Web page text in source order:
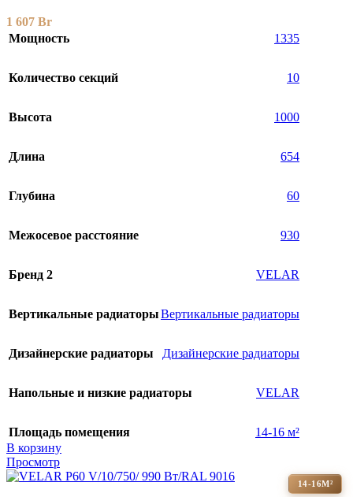
1 607 Br
Мощность
1335
Количество секций 10
Высота 1000
Длина 654
Глубина 60
Межосевое расстояние 930
Бренд 2 VELAR
Вертикальные радиаторыВертикальные радиаторы
Дизайнерские радиаторы Дизайнерские радиаторы
Напольные и низкие радиаторы VELAR
Площадь помещения
14-16 м²
В корзину
Просмотр
14-16М²